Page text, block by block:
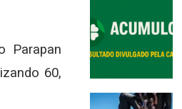
Parapan
60,